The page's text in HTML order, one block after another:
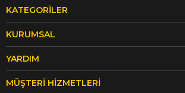
KATEGORILER
KURUMSAL
YARDIM
MÜŞTERI HIZMETLERI